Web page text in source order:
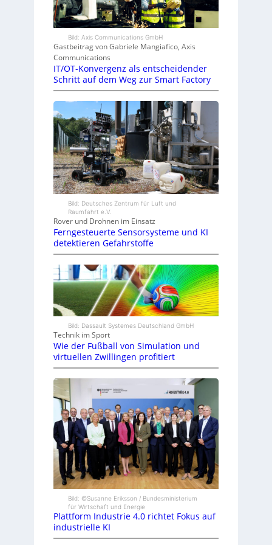
Bild: Axis Communications GmbH
Gastbeitrag von Gabriele Mangiafico, Axis
Communications
IT/OT-Konvergenz als entscheidender
Schritt auf dem Weg zur Smart Factory
Bild: Deutsches Zentrum für Luft und
Raumfahrt e.V.
Rover und Drohnen im Einsatz
Ferngesteuerte Sensorsysteme und KI
detektieren Gefahrstoffe
Bild: Dassault Systemes Deutschland GmbH
Technik im Sport
Wie der Fußball von Simulation und
virtuellen Zwillingen profitiert
Bild: ©Susanne Eriksson / Bundesministerium
für Wirtschaft und Energie
Plattform Industrie 4.0 richtet Fokus auf
industrielle KI